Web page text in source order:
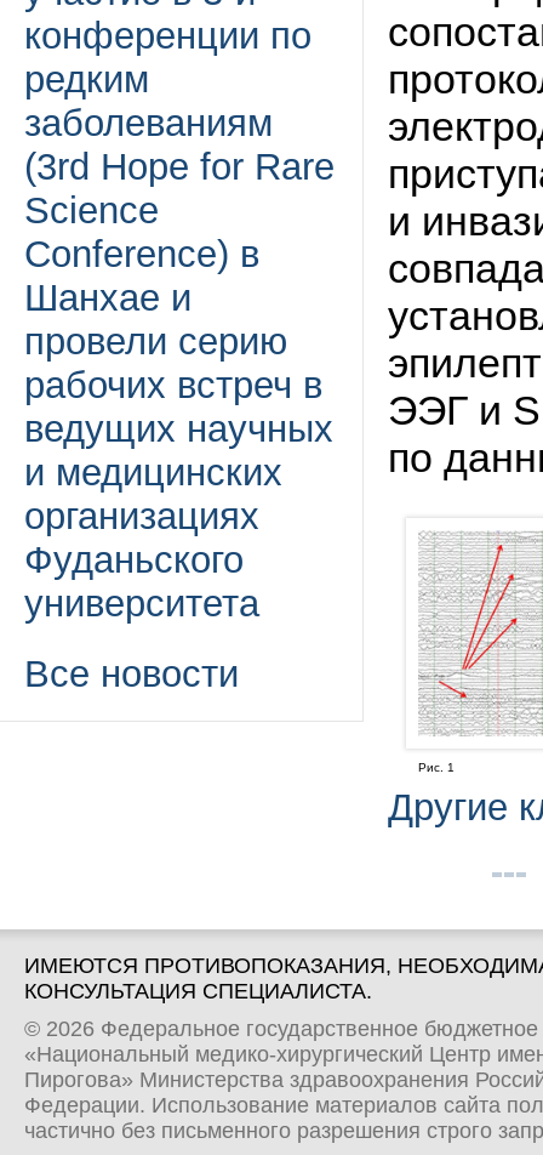
конференции по
редким
заболеваниям
(3rd Hope for Rare
Science
Conference) в
Шанхае и
провели серию
рабочих встреч в
ведущих научных
и медицинских
организациях
Фуданьского
университета
Все новости
и
ЭЭГ и
по
Рис. 1
Другие
ИМЕЮТСЯ ПРОТИВОПОКАЗАНИЯ,
КОНСУЛЬТАЦИЯ СПЕЦИАЛИСТА.
© 2026 Федеральное государственное
«Национальный медико-хирургический Центр
Пирогова» Министерства здравоохранения
Федерации. Использование материалов сайта
частично без письменного разрешения строго